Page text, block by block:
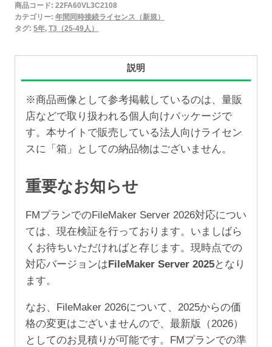
年
間
接
続
ラ
イ
セ
ス
新
規
5
年
（25-
49
ー
ザ）
個
商品コード: 22FA60VL3C2108
カテゴリー: 年間同時接続ライセンス（新規）
タグ: 5年, T3（25-49人）
説明
※商品画像として参考掲載しているのは、量販
店などで取り扱われる個人向けパッケージで
す。本サイトで販売している法人向けライセン
スに「箱」としての納品物はございません。
重要なお知らせ
FMプランでのFileMaker Server 2026対応につい
ては、現在検証を行っております。いましばら
くお待ちいただければと存じます。現時点での
対応バージョンは FileMaker Server 2025となり
ます。
なお、FileMaker 2026について、2025からの価
格の変更はございませんので、最新版（2026）
としてのお見積りが可能です。FMプランでの準